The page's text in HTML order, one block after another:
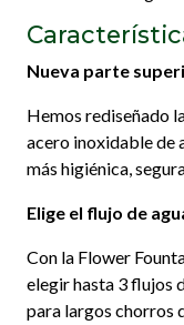
Nueva parte
Hemos rediseñado
acero inoxidable de
más higiénica,
Elige el flujo de
Con la Flower
elegir hasta 3 flujos
para largos chorros